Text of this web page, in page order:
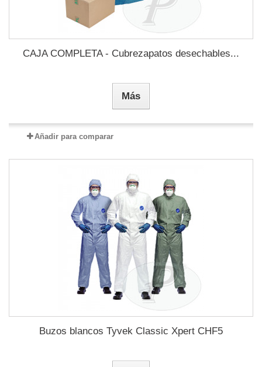
CAJA COMPLETA - Cubrezapatos desechables...
Más
Añadir para comparar
Buzos blancos Tyvek Classic Xpert CHF5